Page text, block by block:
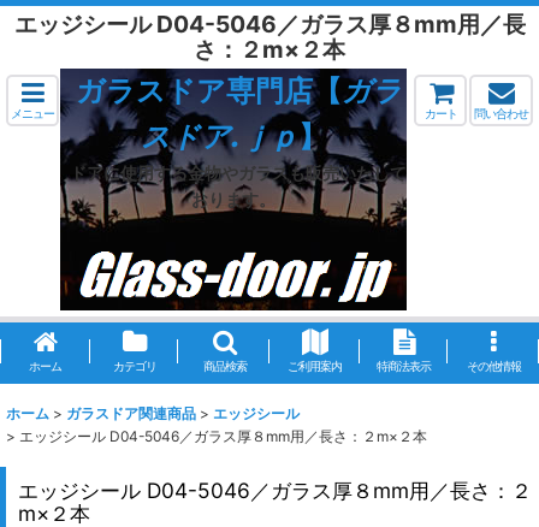
エッジシール D04-5046／ガラス厚８mm用／長
さ：２m×２本
メニュー
ガラスドア専門店【ガラ
スドア.ｊｐ】
ドアに使用する金物やガラスも販売いたして
おります。
カート 問い合わせ
ホーム カテゴリ 商品検索 ご利用案内 特商法表示 その他情報
ホーム > ガラスドア関連商品 > エッジシール
> エッジシール D04-5046／ガラス厚８mm用／長さ：２m×２本
エッジシール D04-5046／ガラス厚８mm用／長さ：２
m×２本